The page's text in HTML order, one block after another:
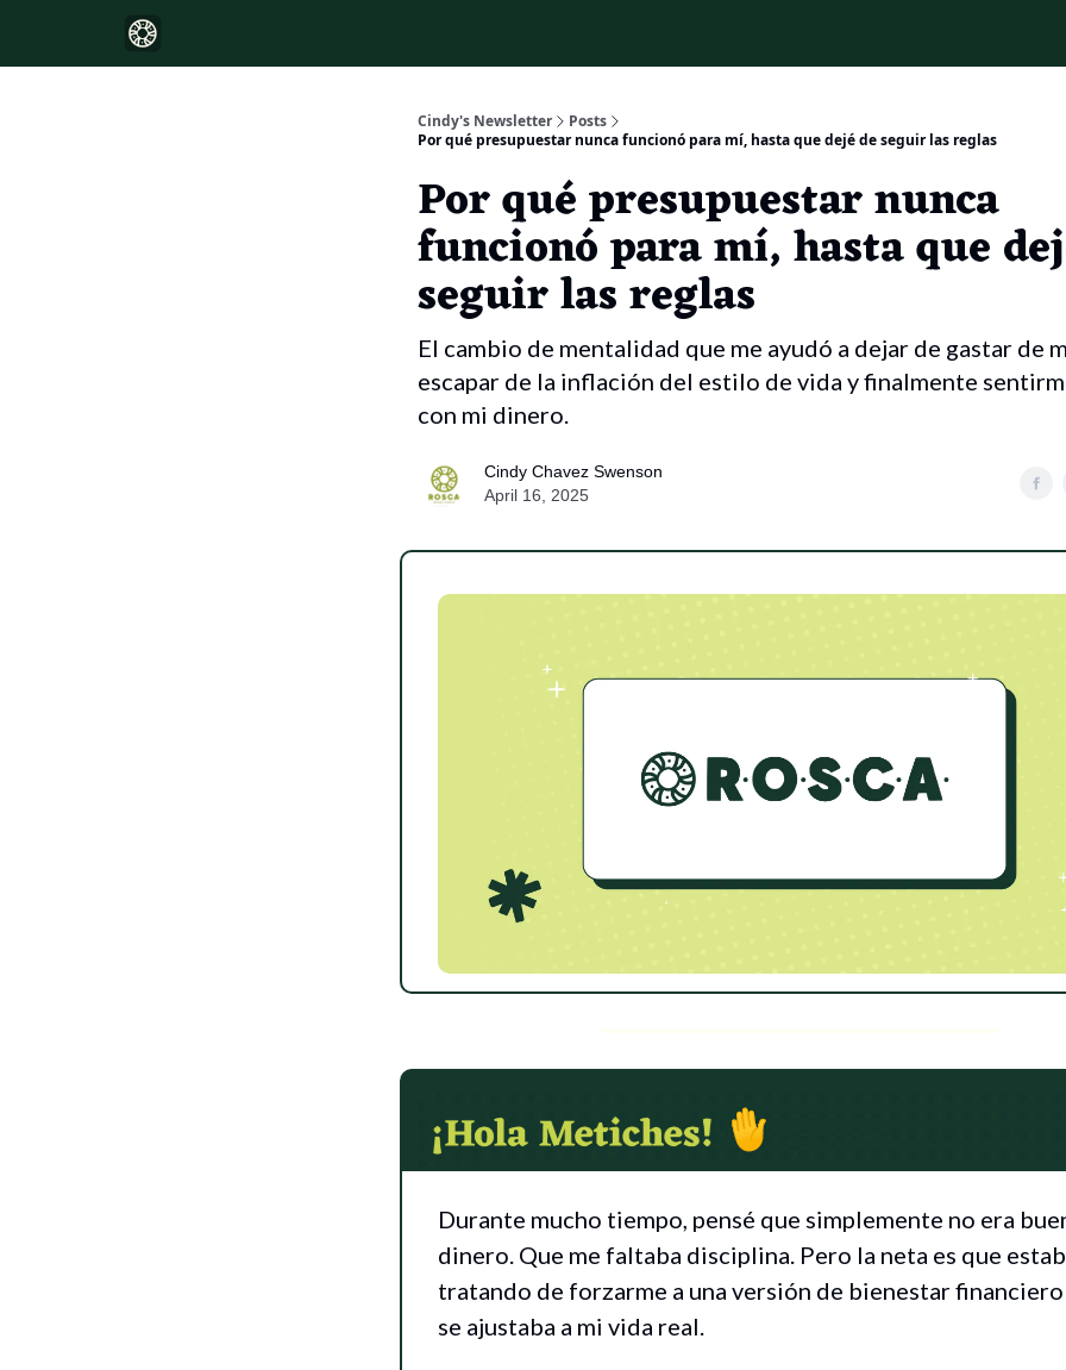
Cindy's Newsletter
Posts
Por qué presupuestar nunca funcionó para mí, hasta que dejé de seguir las reglas
Por qué presupuestar nunca
funcionó para mí, hasta que
seguir las reglas
El cambio de mentalidad que me ayudó a dejar de gastar de
escapar de la inflación del estilo de vida y finalmente
con mi dinero.
Cindy Chavez Swenson
April 16, 2025
Durante mucho tiempo, pensé que simplemente no era
dinero. Que me faltaba disciplina. Pero la neta es que
tratando de forzarme a una versión de bienestar
se ajustaba a mi vida real.